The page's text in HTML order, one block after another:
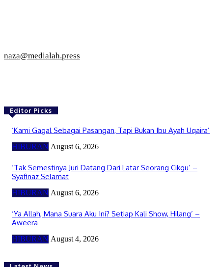
naza@medialah.press
Editor Picks
‘Kami Gagal Sebagai Pasangan, Tapi Bukan Ibu Ayah Uqaira’
HIBURAN August 6, 2026
‘Tak Semestinya Juri Datang Dari Latar Seorang Cikgu’ –
Syafinaz Selamat
HIBURAN August 6, 2026
‘Ya Allah, Mana Suara Aku Ini? Setiap Kali Show, Hilang’ –
Aweera
HIBURAN August 4, 2026